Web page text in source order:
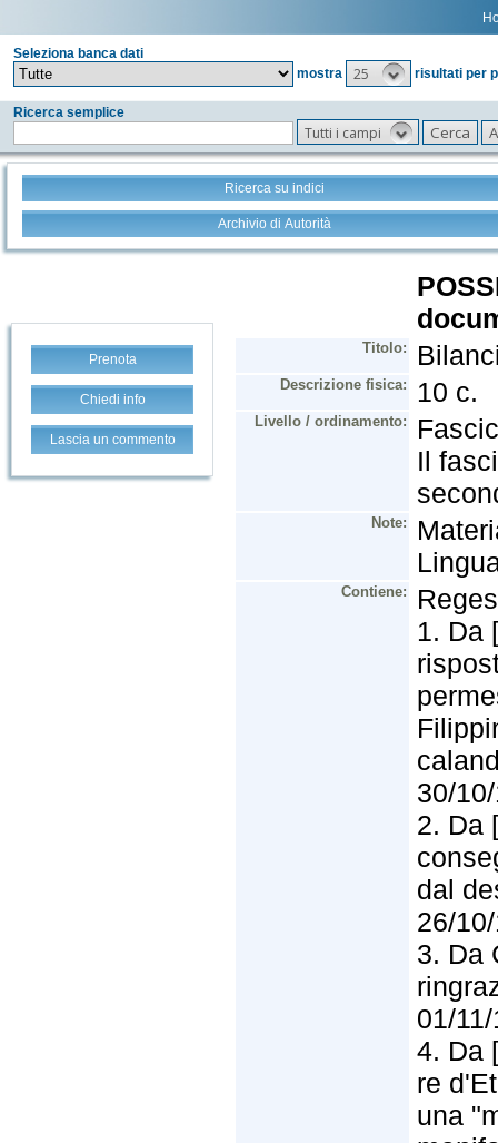
Seleziona banca dati
mostra
25 risultati per
Ricerca semplice
Tutti i campi
Ricerca su indici
Archivio di Autorità
Prenota
Chiedi info
Lascia un commento